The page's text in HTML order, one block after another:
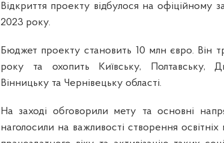
Відкриття проекту відбулося на офіційному
2023 року.
Бюджет проекту становить 10 млн євро. Він
року та охопить Київську, Полтавську,
Вінницьку та Чернівецьку області.
На заході обговорили мету та основні
наголосили на важливості створення